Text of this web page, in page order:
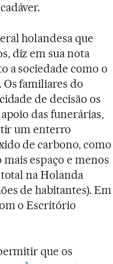
holandesa que
diz em sua nota
a sociedade como o
familiares do
de decisão os
das funerárias,
um enterro
de carbono, como
espaço e menos
total na Holanda
de habitantes). Em
o Escritório
que os